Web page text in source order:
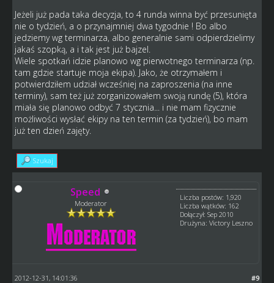
Jeżeli już pada taka decyzja, to 4 runda winna być przesunięta
nie o tydzień, a o przynajmniej dwa tygodnie ! Bo albo
jedziemy wg terminarza, albo generalnie sami odpierdzielimy
jakaś szopką, a i tak jest już bajzel.
Wiele spotkań idzie planowo wg pierwotnego terminarza (np.
tam gdzie startuje moja ekipa). Jako, że otrzymałem i
potwierdziłem udział wcześniej na zaproszenia (na inne
terminy), sam też już zorganizowałem swoją rundę (5), która
miała się planowo odbyć 7 stycznia... i nie mam fizycznie
możliwości wysłać ekipy na ten termin (za tydzień), bo mam
już ten dzień zajęty.
Szukaj
Speed
Moderator
Liczba postów: 1,920
Liczba wątków: 162
Dołączył: Sep 2010
Drużyna: Victory Leszno
#9
2012-12-31, 14:01:36